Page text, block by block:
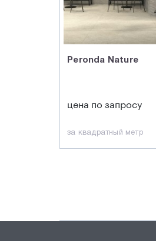
Peronda Nature
цена по запросу
за квадратный метр